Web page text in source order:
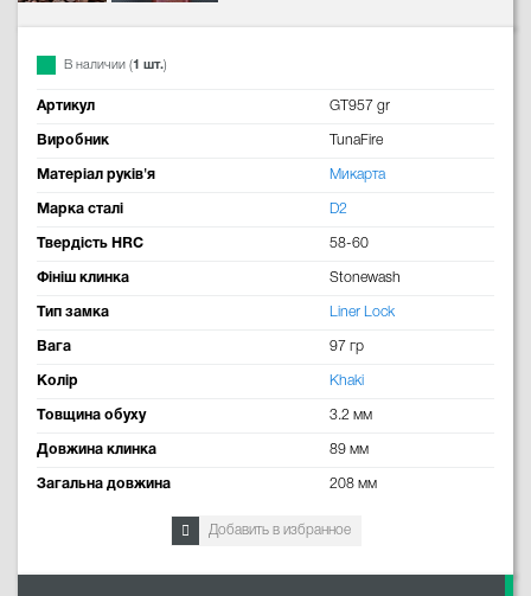
В наличии (1 шт.)
Артикул GT957 gr
Виробник TunaFire
Матеріал руків'я Микарта
Марка сталі D2
Твердість HRC 58-60
Фініш клинка Stonewash
Тип замка Liner Lock
Вага 97 гр
Колір Khaki
Товщина обуху 3.2 мм
Довжина клинка 89 мм
Загальна довжина 208 мм
Добавить в избранное